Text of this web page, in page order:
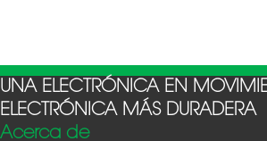
UNA ELECTRÓNICA EN
ELECTRÓNICA MÁS DURADERA
Acerca de